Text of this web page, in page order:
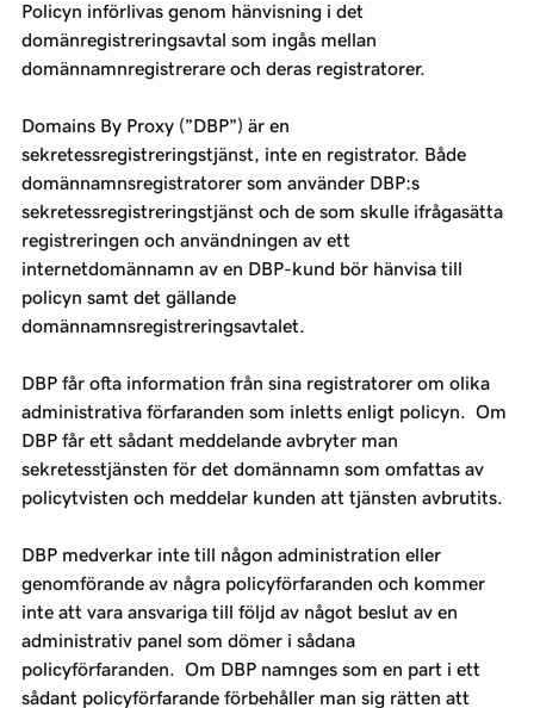
Policyn införlivas genom hänvisning i det
domänregistreringsavtal som ingås mellan
domännamnregistrerare och deras registratorer.
Domains By Proxy (”DBP”) är en
sekretessregistreringstjänst, inte en registrator. Både
domännamnsregistratorer som använder DBP:s
sekretessregistreringstjänst och de som skulle ifrågasätta
registreringen och användningen av ett
internetdomännamn av en DBP-kund bör hänvisa till
policyn samt det gällande
domännamnsregistreringsavtalet.
DBP får ofta information från sina registratorer om olika
administrativa förfaranden som inletts enligt policyn. Om
DBP får ett sådant meddelande avbryter man
sekretesstjänsten för det domännamn som omfattas av
policytvisten och meddelar kunden att tjänsten avbrutits.
DBP medverkar inte till någon administration eller
genomförande av några policyförfaranden och kommer
inte att vara ansvariga till följd av något beslut av en
administrativ panel som dömer i sådana
policyförfaranden. Om DBP namnges som en part i ett
sådant policyförfarande förbehåller man sig rätten att